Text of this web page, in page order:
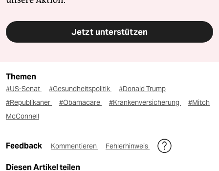
Jetzt unterstützen
Themen
#US-Senat #Gesundheitspolitik
#Donald Trump
#Republikaner
#Obamacare #Krankenversicherung
#Mitch
McConnell
Feedback Kommentieren Fehlerhinweis
Diesen Artikel teilen